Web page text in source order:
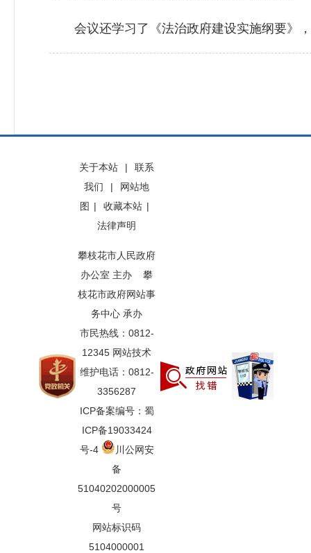
会议还学习了《法治政府建设实施纲要》，
关于本站 |
联系
我们
|
网站地
图 | 收藏本站 |
法律声明
攀枝花市人民政府
办公室 主办 攀
枝花市政府网站事
务中心 承办
市民热线：0812-
12345 网站技术
维护电话：0812-
3356287
ICP备案编号：蜀
ICP备19033424
号-4
川公网安
备
51040202000005
号
网站标识码
5104000001